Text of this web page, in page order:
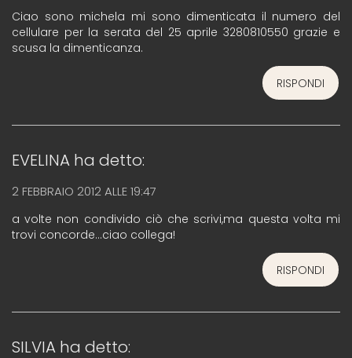
Ciao sono michela mi sono dimenticata il numero del
cellulare per la serata del 25 aprile 3280810550 grazie e
scusa la dimenticanza.
RISPONDI
EVELINA ha detto:
2 FEBBRAIO 2012 ALLE 19:47
a volte non condivido ciò che scrivi,ma questa volta mi
trovi concorde…ciao collega!
RISPONDI
SILVIA ha detto: